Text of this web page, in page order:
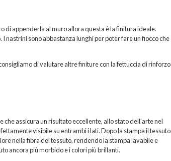
di appenderla al muro allora questa è la finitura ideale.
nastrini sono abbastanza lunghi per poter fare un fiocco che
di valutare altre finiture con la fettuccia di rinforzo
assicura un risultato eccellente, allo stato dell’arte nel
visibile su entrambi i lati. Dopo la stampa il tessuto
nella fibra del tessuto, rendendo la stampa lavabile e
ancora più morbido e i colori più brillanti.